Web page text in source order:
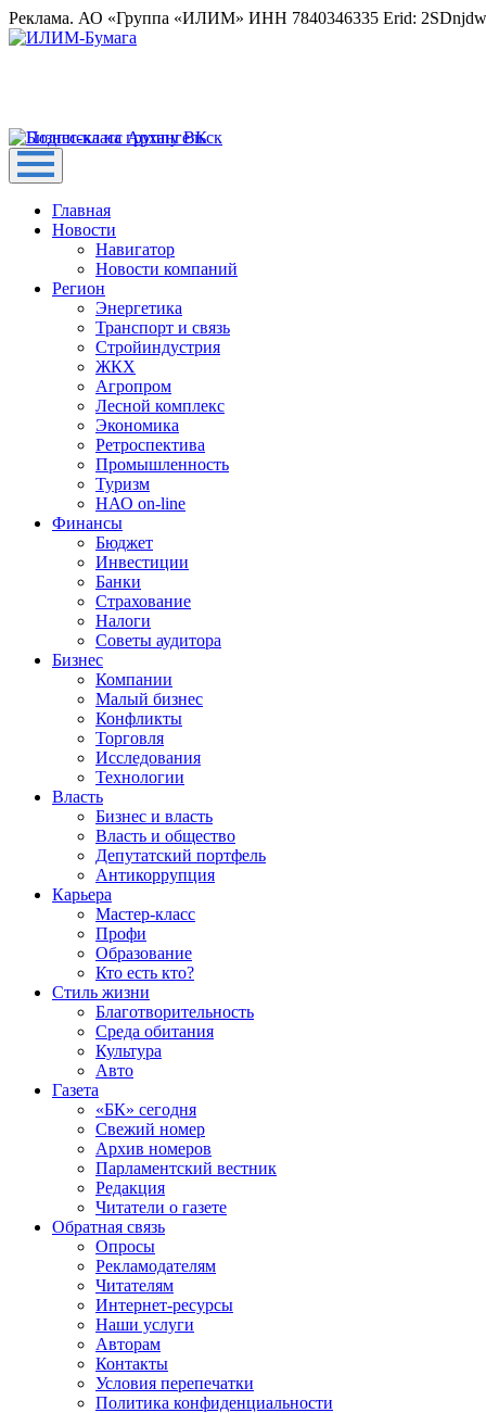
Реклама. АО «Группа «ИЛИМ» ИНН 7840346335 Erid:
Главная
Новости
Навигатор
Новости компаний
Регион
Энергетика
Транспорт и связь
Стройиндустрия
ЖКХ
Агропром
Лесной комплекс
Экономика
Ретроспектива
Промышленность
Туризм
НАО on-line
Финансы
Бюджет
Инвестиции
Банки
Страхование
Налоги
Советы аудитора
Бизнес
Компании
Малый бизнес
Конфликты
Торговля
Исследования
Технологии
Власть
Бизнес и власть
Власть и общество
Депутатский портфель
Антикоррупция
Карьера
Мастер-класс
Профи
Образование
Кто есть кто?
Стиль жизни
Благотворительность
Среда обитания
Культура
Авто
Газета
«БК» сегодня
Свежий номер
Архив номеров
Парламентский вестник
Редакция
Читатели о газете
Обратная связь
Опросы
Рекламодателям
Читателям
Интернет-ресурсы
Наши услуги
Авторам
Контакты
Условия перепечатки
Политика конфиденциальности